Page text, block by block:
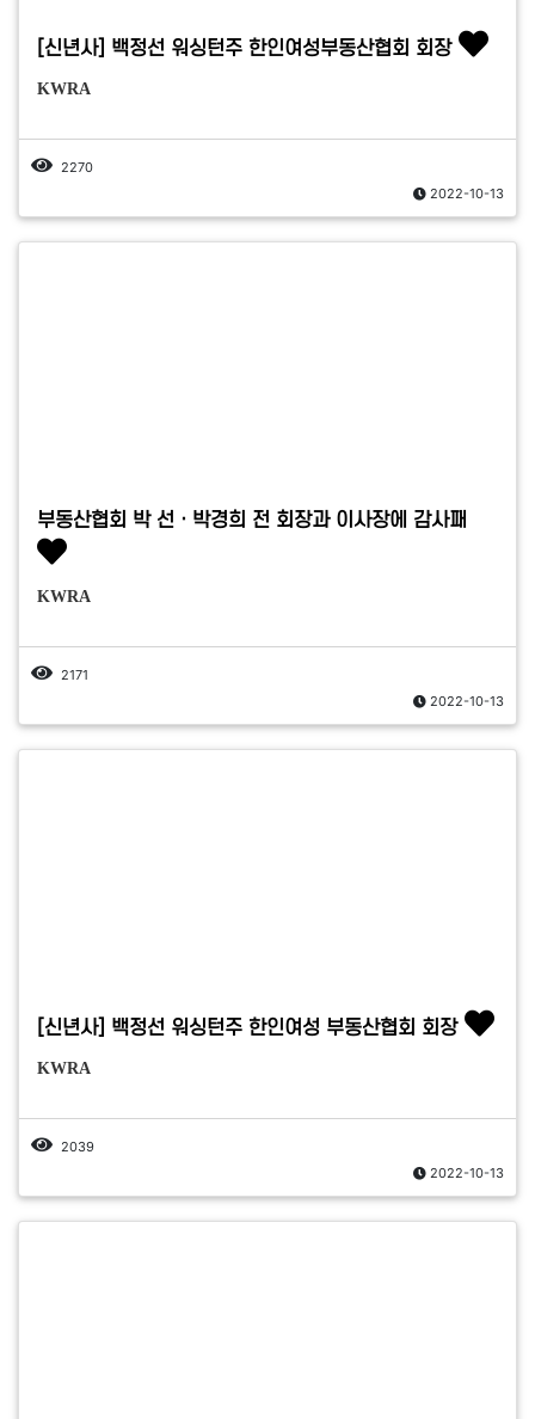
[신년사] 백정선 워싱턴주 한인여성부동산협회 회장
KWRA
2270
2022-10-13
부동산협회 박 선ㆍ박경희 전 회장과 이사장에 감사패
KWRA
2171
2022-10-13
[신년사] 백정선 워싱턴주 한인여성 부동산협회 회장
KWRA
2039
2022-10-13